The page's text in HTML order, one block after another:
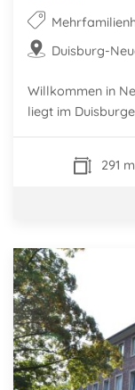
Duisburg-
Willkommen in
liegt im
291